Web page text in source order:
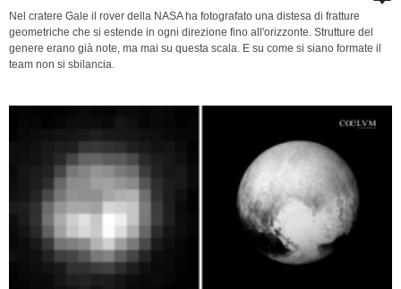
Nel cratere Gale il rover della NASA ha fotografato una distesa di fratture
geometriche che si estende in ogni direzione fino all'orizzonte. Strutture del
genere erano già note, ma mai su questa scala. E su come si siano formate il
team non si sbilancia.